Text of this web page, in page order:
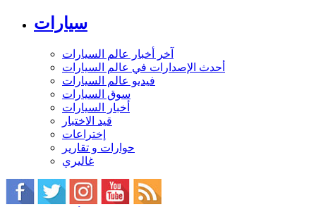
سيارات
آخر أخبار عالم السيارات
أحدث الإصدارات في عالم السيارات
فيديو عالم السيارات
سوق السيارات
أخبار السيارات
قيد الاختبار
إختراعات
حوارات و تقارير
غاليري